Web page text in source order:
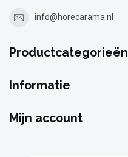
info@horecarama.nl
Productcategorieën
Informatie
Mijn account